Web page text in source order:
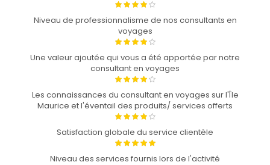
Niveau de professionnalisme de nos consultants en
voyages
Une valeur ajoutée qui vous a été apportée par notre
consultant en voyages
Les connaissances du consultant en voyages sur l'Île
Maurice et l'éventail des produits/ services offerts
Satisfaction globale du service clientèle
Niveau des services fournis lors de l'activité